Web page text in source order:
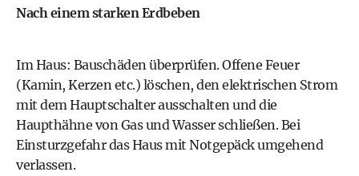
Nach einem starken Erdbeben
Im Haus: Bauschäden überprüfen. Offene Feuer
(Kamin, Kerzen etc.) löschen, den elektrischen Strom
mit dem Hauptschalter ausschalten und die
Haupthähne von Gas und Wasser schließen. Bei
Einsturzgefahr das Haus mit Notgepäck umgehend
verlassen.